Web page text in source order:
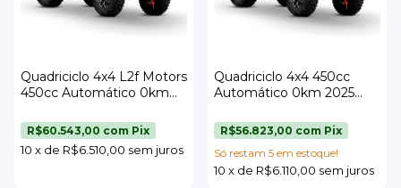
Quadriciclo 4x4 L2f Motors
450cc Automático 0km
Acessórios Completo
10 x de R$6.510,00 sem juros
R$60.543,00 com Pix
Quadriciclo 4x4 450cc
Automático 0km 2025
10 x de R$6.110,00 sem juros
R$56.823,00 com Pix
Só restam 5 em estoque!